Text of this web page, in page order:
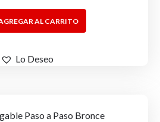
precio
original
precio
actual
AL CARRITO
Lo Deseo
Paso a Paso Bronce